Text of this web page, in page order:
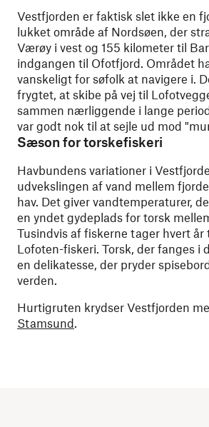
Vestfjorden er faktisk slet ikke en
lukket område af Nordsøen, der
Værøy i vest og 155 kilometer til
indgangen til Ofotfjord. Området
vanskeligt for søfolk at navigere i.
frygtet, at skibe på vej til
sammen nærliggende i lange
var godt nok til at sejle ud mod
Sæson for torskefiskeri
Havbundens variationer i
udvekslingen af ​​vand mellem
hav. Det giver vandtemperaturer,
en yndet gydeplads for torsk
Tusindvis af fiskerne tager hvert år
Lofoten-fiskeri. Torsk, der fanges i
en delikatesse, der pryder
verden.
Hurtigruten krydser Vestfjorden
Stamsund.